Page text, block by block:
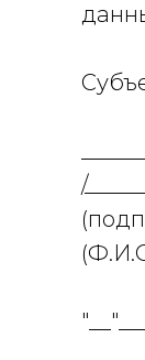
/
на этом